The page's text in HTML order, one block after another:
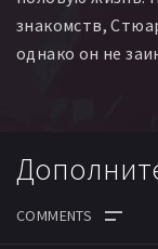
знакомств,
однако он не